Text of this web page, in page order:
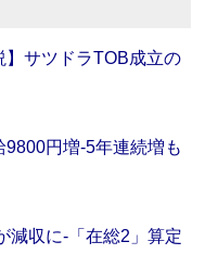
】サツドラTOB成立の
9800円増‐5年連続増も
減収に‐「在総2」算定